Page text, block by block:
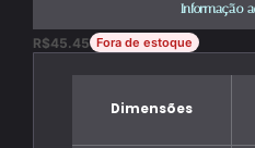
Informação
R$45.45 Fora de estoque
Dimensões